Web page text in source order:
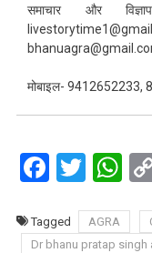
समाचार और
मोबाइल- 9412652233,
Tagged AGRA
Dr bhanu pratap singh